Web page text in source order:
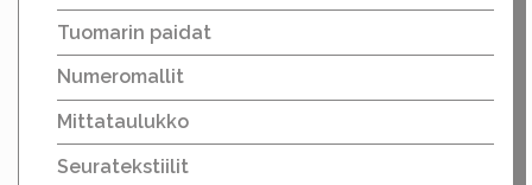
Tuomarin paidat
Numeromallit
Mittataulukko
Seuratekstiilit